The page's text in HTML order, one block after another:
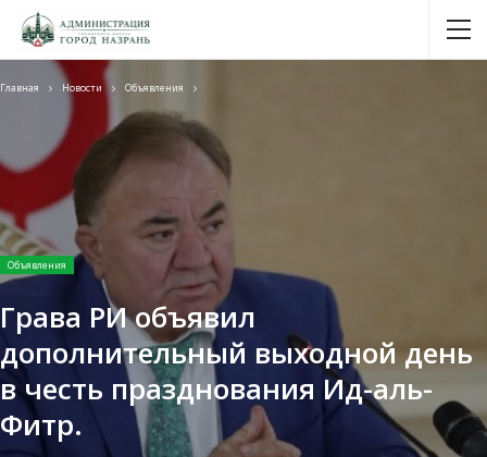
Главная Новости Объявления
Объявления
Грава РИ объявил
дополнительный выходной день
в честь празднования Ид-аль-
Фитр.